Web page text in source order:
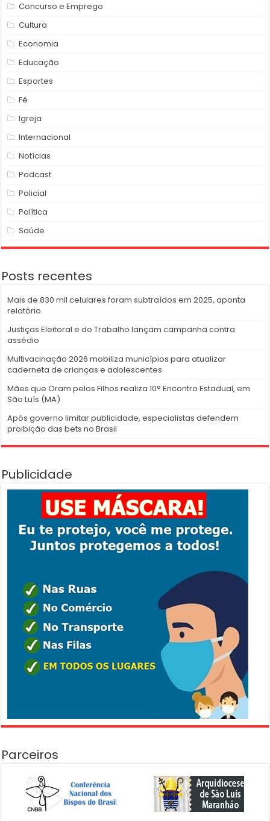
Concurso e Emprego
Cultura
Economia
Educação
Esportes
Fé
Igreja
Internacional
Notícias
Podcast
Policial
Política
Saúde
Posts recentes
Mais de 830 mil celulares foram subtraídos em 2025, aponta
relatório
Justiças Eleitoral e do Trabalho lançam campanha contra
assédio
Multivacinação 2026 mobiliza municípios para atualizar
caderneta de crianças e adolescentes
Mães que Oram pelos Filhos realiza 10° Encontro Estadual, em
São Luís (MA)
Após governo limitar publicidade, especialistas defendem
proibição das bets no Brasil
Publicidade
Parceiros